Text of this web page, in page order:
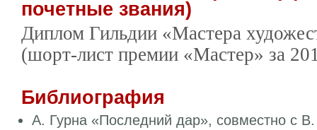
почетные звания)
Диплом Гильдии «Мастера
(шорт-лист премии «Мастер» за
Библиография
А. Гурна «Последний дар», совместно с